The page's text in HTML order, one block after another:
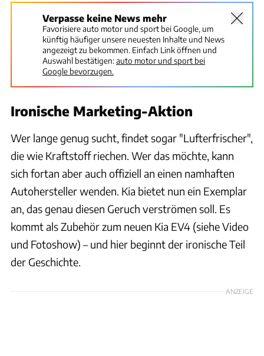
Verpasse keine News mehr
Favorisiere auto motor und sport bei Google, um
künftig häufiger unsere neuesten Inhalte und News
angezeigt zu bekommen. Einfach Link öffnen und
Auswahl bestätigen:auto motor und sport bei
Google bevorzugen.
Ironische Marketing-Aktion
Wer lange genug sucht, findet sogar "Lufterfrischer",
die wie Kraftstoff riechen. Wer das möchte, kann
sich fortan aber auch offiziell an einen namhaften
Autohersteller wenden. Kia bietet nun ein Exemplar
an, das genau diesen Geruch verströmen soll. Es
kommt als Zubehör zum neuen Kia EV4 (siehe Video
und Fotoshow) – und hier beginnt der ironische Teil
der Geschichte.
ANZEIGE